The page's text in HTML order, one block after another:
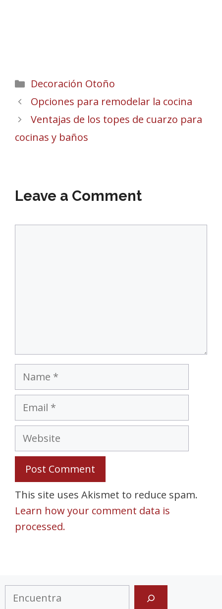
Categories
Decoración Otoño
Opciones para remodelar la cocina
Ventajas de los topes de cuarzo para
cocinas y baños
Leave a Comment
Name
Email
Website
This site uses Akismet to reduce spam.
Learn how your comment data is
processed.
Search